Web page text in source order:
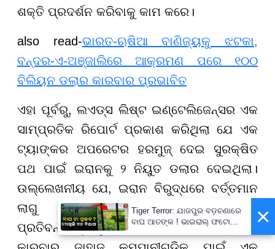
ଶକ୍ତି ପ୍ରଦର୍ଶନ କରିବାକୁ କାମ କରେ।
also read-ଭାରତ-ଋଷିଆ ବାଣିଜ୍ୟକୁ ଝଟକା,
ବନ୍ଦର-ଏ-ଅଞ୍ଜାଲିରେ ଆକ୍ରମଣ ପରେ ୧୦୦
ବିଲିୟନ ଡଲାର କାରବାର ପ୍ରଭାବିତ
ଏହା ପୂର୍ବରୁ, ଲଏଡ୍ସ ଲିଷ୍ଟ ଇଣ୍ଟେଲିଜେନ୍ସର ଏକ
ସାମ୍ପ୍ରତିକ ରିପୋର୍ଟ ପ୍ରକାଶ କରିଥିଲା ଯେ ଏକ
ଟ୍ୟାଙ୍କର ଅପରେଟର ହରମୁଜ୍ ଦେଇ ସୁରକ୍ଷିତ
ପଥ ପାଇଁ ଇରାନକୁ ୨ ନିୟୁତ ଡଲାର ଦେଇଥିଲା।
ଉଲ୍ଲେଖନୀୟ ଯେ, ଇରାନ ବିରୁଦ୍ଧରେ ବର୍ତ୍ତମାନ
ଲାଗୁ ହୋଇଥିବା ଅନେକ ଆନ୍ତର୍ଜାତୀୟ
ପ୍ରତିବନ୍ଧକକୁ ଦୃଷ୍ଟିରେ ରଖି ଏପରି ଯେକୌଣସି ×
Tiger Terror: ଯାଜପୁର ବଡ଼ଚଣାରେ
ବାଘ ଆତଙ୍କ ! ଭାଇରାଲ୍ ଫଟୋର
ସତ୍ୟତା ଯାଞ୍ଚ କରୁଛି ବନ ବିଭାଗ